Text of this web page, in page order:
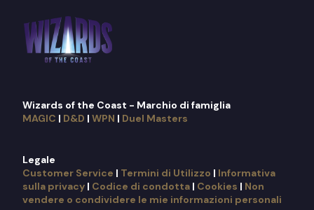
Wizards of the Coast - Marchio di famiglia
MAGIC | D&D | WPN | Duel Masters
Legale
Customer Service | Termini di Utilizzo | Informativa
sulla privacy | Codice di condotta | Cookies | Non
vendere o condividere le mie informazioni personali